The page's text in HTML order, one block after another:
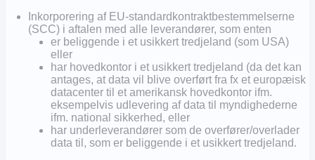
Inkorporering af EU-standardkontraktbestemmelserne
(SCC) i aftalen med alle leverandører, som enten
er beliggende i et usikkert tredjeland (som USA)
eller
har hovedkontor i et usikkert tredjeland (da det kan
antages, at data vil blive overført fra fx et europæisk
datacenter til et amerikansk hovedkontor ifm.
eksempelvis udlevering af data til myndighederne
ifm. national sikkerhed, eller
har underleverandører som de overfører/overlader
data til, som er beliggende i et usikkert tredjeland.